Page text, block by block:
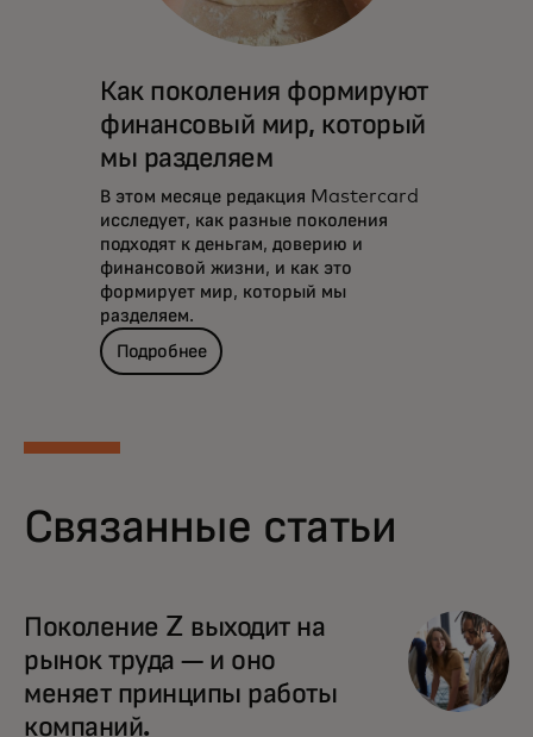
Как поколения формируют
финансовый мир, который
мы разделяем
В этом месяце редакция Mastercard
исследует, как разные поколения
подходят к деньгам, доверию и
финансовой жизни, и как это
формирует мир, который мы
разделяем.
Подробнее
Связанные статьи
Поколение Z выходит на
рынок труда — и оно
меняет принципы работы
компаний.